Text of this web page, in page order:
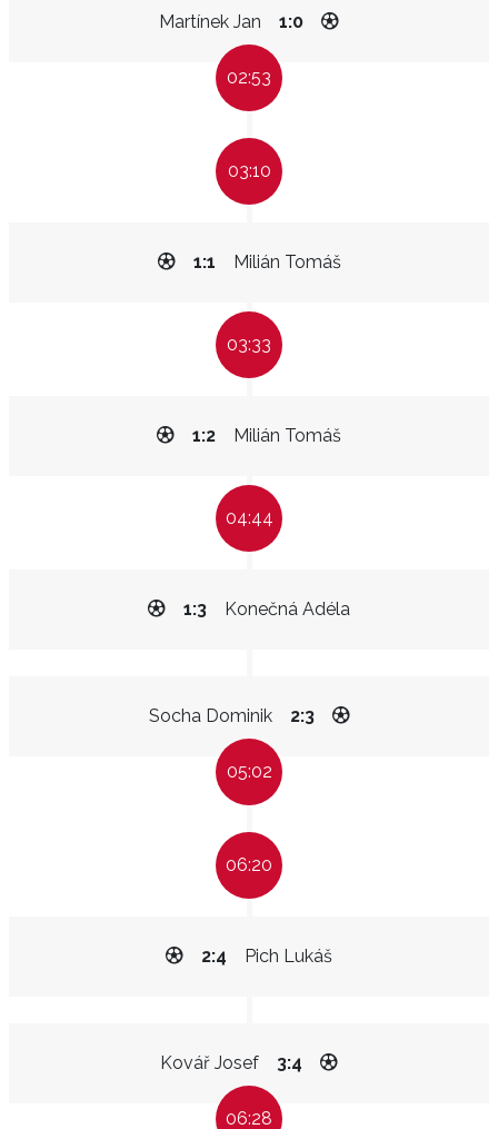
Martínek Jan 1:0
02:53
03:10
Milián Tomáš
1:1
03:33
Milián Tomáš
1:2
04:44
Konečná Adéla
1:3
Socha Dominik 2:3
05:02
06:20
Pich Lukáš
2:4
Kovář Josef 3:4
06:28